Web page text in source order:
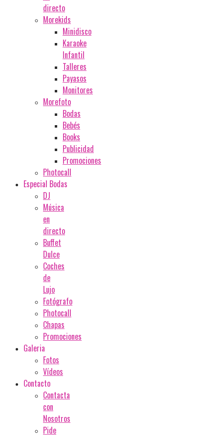
directo
Morekids
Minidisco
Karaoke
Infantil
Talleres
Payasos
Monitores
Morefoto
Bodas
Bebés
Books
Publicidad
Promociones
Photocall
Especial Bodas
DJ
Música
en
directo
Buffet
Dulce
Coches
de
Lujo
Fotógrafo
Photocall
Chapas
Promociones
Galeria
Fotos
Vídeos
Contacto
Contacta
con
Nosotros
Pide